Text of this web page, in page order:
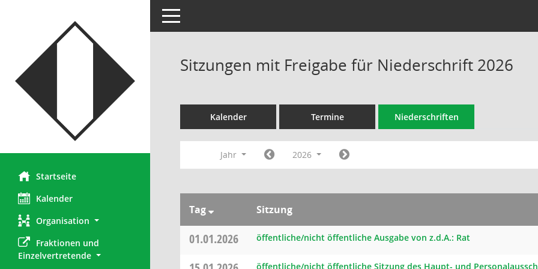
Startseite
Kalender
Organisation
Fraktionen und
Einzelvertretende
Toggle navigation
Sitzungen mit Freigabe für Niederschrift 2026
Kalender Termine Niederschriften
Jahr 2026
Tag Sitzung
01.01.2026 öffentliche/nicht öffentliche Ausgabe von z.d.A.: Rat
öffentliche/nicht öffentliche Sitzung des Haupt- und